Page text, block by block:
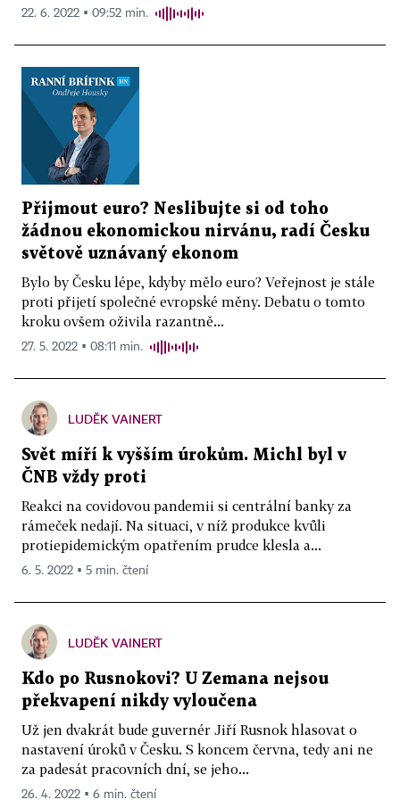
22. 6. 2022 ▪ 09:52 min.
Přijmout euro? Neslibujte si od toho
žádnou ekonomickou nirvánu, radí Česku
světově uznávaný ekonom
Bylo by Česku lépe, kdyby mělo euro? Veřejnost je stále
proti přijetí společné evropské měny. Debatu o tomto
kroku ovšem oživila razantně...
27. 5. 2022 ▪ 08:11 min.
LUDĚK VAINERT
Svět míří k vyšším úrokům. Michl byl v
ČNB vždy proti
Reakci na covidovou pandemii si centrální banky za
rámeček nedají. Na situaci, v níž produkce kvůli
protiepidemickým opatřením prudce klesla a...
6. 5. 2022 ▪ 5 min. čtení
LUDĚK VAINERT
Kdo po Rusnokovi? U Zemana nejsou
překvapení nikdy vyloučena
Už jen dvakrát bude guvernér Jiří Rusnok hlasovat o
nastavení úroků v Česku. S koncem června, tedy ani ne
za padesát pracovních dní, se jeho...
26. 4. 2022 ▪ 6 min. čtení